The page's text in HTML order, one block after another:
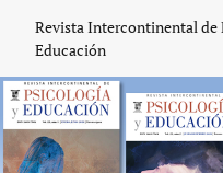
Revista
Revista Intercontinental de
Educación